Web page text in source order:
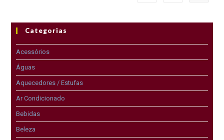
Categorias
Acessórios
Águas
Aquecedores / Estufas
Ar Condicionado
Bebidas
Beleza